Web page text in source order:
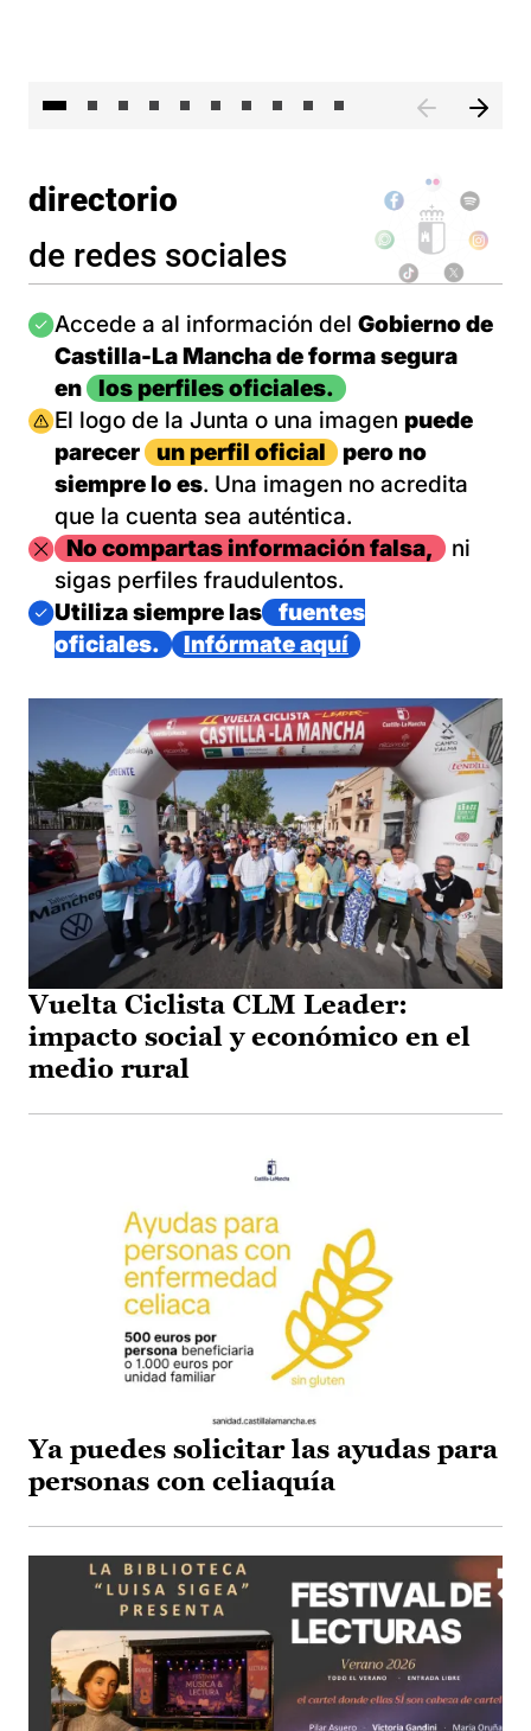
directorio
de redes sociales
Imagen
Accede a al información del Gobierno de
Castilla-La Mancha de forma segura
en
los perfiles oficiales.
Imagen
El logo de la Junta o una imagen puede
parecer
un perfil oficial
pero no
siempre lo es. Una imagen no acredita
que la cuenta sea auténtica.
ImagenNo compartas información falsa,
ni
sigas perfiles fraudulentos.
Imagen
Utiliza siempre las
fuentes
oficiales.
Infórmate aquí
Vuelta Ciclista CLM Leader:
impacto social y económico en el
medio rural
Ya puedes solicitar las ayudas para
personas con celiaquía